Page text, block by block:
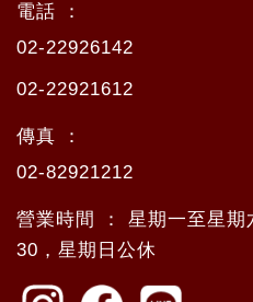
電話 ：
02-22926142
02-22921612
傳真 ：
02-82921212
營業時間 ： 星期一至星期
30，星期日公休